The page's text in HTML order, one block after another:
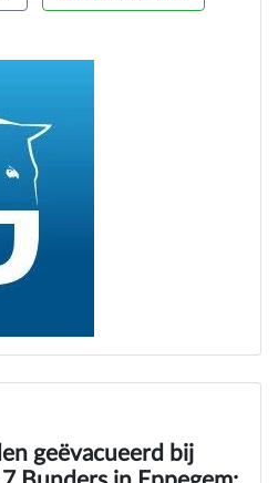
geëvacueerd bij